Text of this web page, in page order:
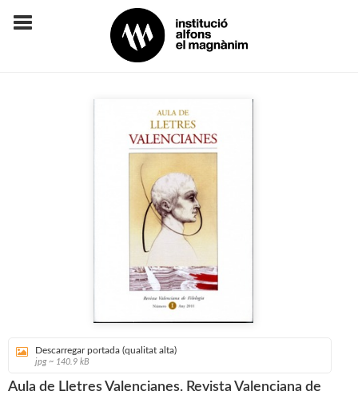
Descarregar portada (qualitat alta)
jpg ~ 140.9 kB
Aula de Lletres Valencianes. Revista Valenciana de